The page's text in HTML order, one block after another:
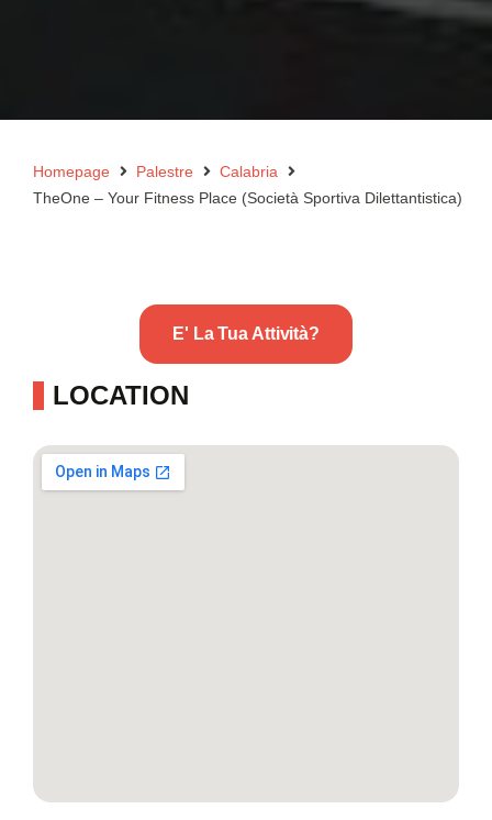
Homepage Palestre
Calabria
TheOne – Your Fitness Place (Società Sportiva Dilettantistica)
E' La Tua Attività?
LOCATION